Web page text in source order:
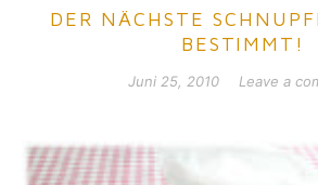
DER NÄCHSTE
BESTIMMT!
Juni 25, 2010 Leave a